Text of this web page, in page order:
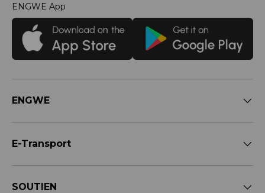
ENGWE App
ENGWE
E-Transport
SOUTIEN